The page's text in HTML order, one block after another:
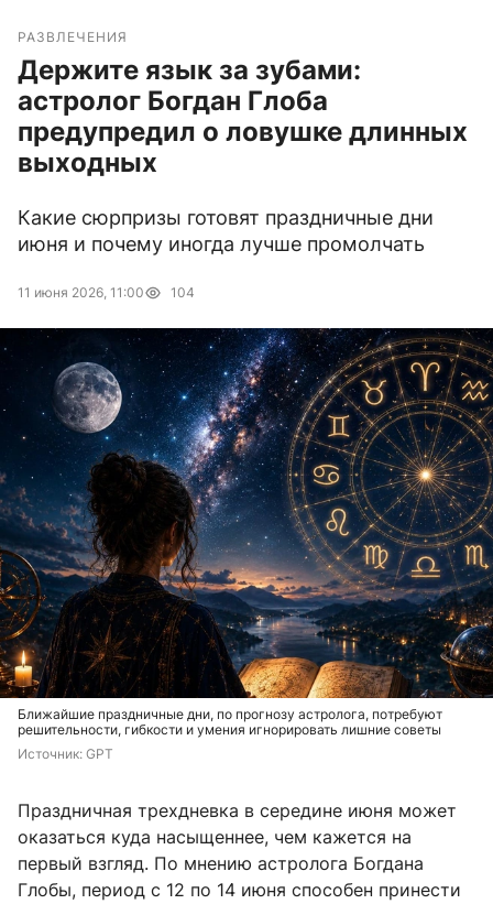
РАЗВЛЕЧЕНИЯ
Держите язык за зубами:
астролог Богдан Глоба
предупредил о ловушке длинных
выходных
Какие сюрпризы готовят праздничные дни
июня и почему иногда лучше промолчать
11 июня 2026, 11:00 104
Ближайшие праздничные дни, по прогнозу астролога, потребуют
решительности, гибкости и умения игнорировать лишние советы
Источник: GPT
Праздничная трехдневка в середине июня может
оказаться куда насыщеннее, чем кажется на
первый взгляд. По мнению астролога Богдана
Глобы, период с 12 по 14 июня способен принести